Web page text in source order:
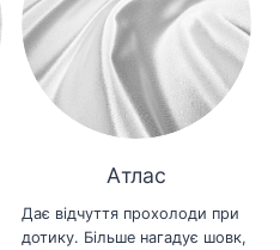
Атлас
Дає відчуття прохолоди при
дотику. Більше нагадує шовк,